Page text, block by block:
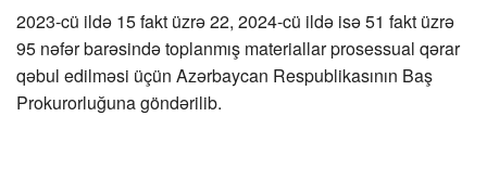
2023-cü ildə 15 fakt üzrə 22, 2024-cü ildə isə 51 fakt üzrə
95 nəfər barəsində toplanmış materiallar prosessual qərar
qəbul edilməsi üçün Azərbaycan Respublikasının Baş
Prokurorluğuna göndərilib.